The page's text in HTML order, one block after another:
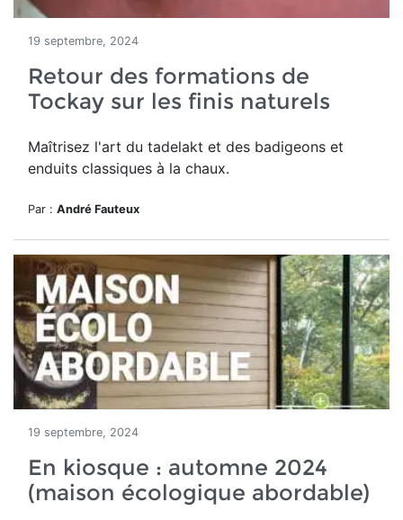
19 septembre, 2024
Retour des formations de
Tockay sur les finis naturels
Maîtrisez l'art du tadelakt et des badigeons et
enduits classiques à la chaux.
Par : André Fauteux
19 septembre, 2024
En kiosque : automne 2024
(maison écologique abordable)